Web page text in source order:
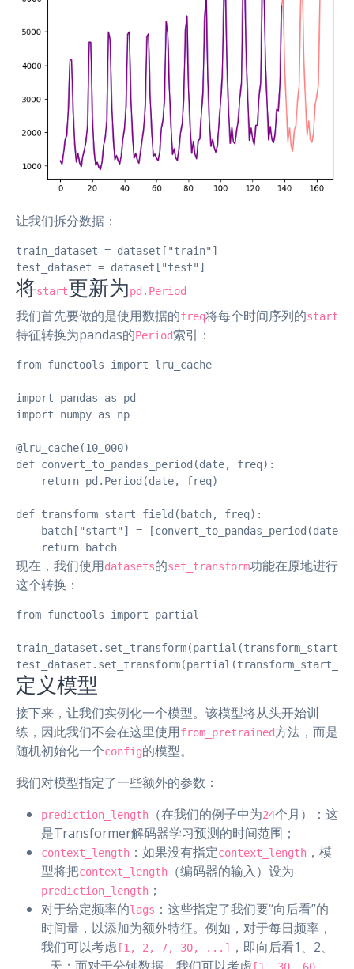
让我们拆分数据：
train_dataset = dataset["train"]
test_dataset = dataset["test"]
将start更新为pd.Period
我们首先要做的是使用数据的freq将每个时间序列的start
特征转换为pandas的Period索引：
from functools import lru_cache
import pandas as pd
import numpy as np
@lru_cache(10_000)
def convert_to_pandas_period(date, freq):
    return pd.Period(date, freq)
def transform_start_field(batch, freq):
batch["start"] = [convert_to_pandas_period(date,
    return batch
现在，我们使用datasets的set_transform功能在原地进行
这个转换：
from functools import partial
定义模型
接下来，让我们实例化一个模型。该模型将从头开始训
练，因此我们不会在这里使用from_pretrained方法，而是
随机初始化一个config的模型。
我们对模型指定了一些额外的参数：
prediction_length （在我们的例子中为24个月）：这
是Transformer解码器学习预测的时间范围；
context_length ：如果没有指定context_length ，模
型将把context_length （编码器的输入）设为
prediction_length ；
对于给定频率的lags ：这些指定了我们要“向后看”的
时间量，以添加为额外特征。例如，对于每日频率，
我们可以考虑 [1, 2, 7, 30, ...]
，即向后看1、2、